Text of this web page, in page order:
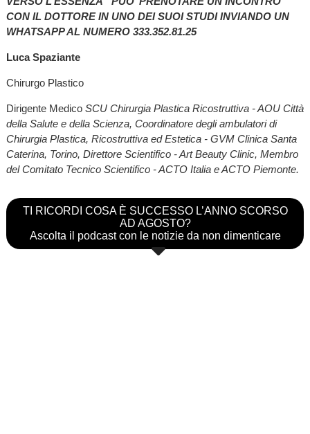
CON IL DOTTORE IN UNO DEI SUOI STUDI INVIANDO UN
WHATSAPP AL NUMERO 333.352.81.25
Luca Spaziante
Chirurgo Plastico
Dirigente Medico SCU Chirurgia Plastica Ricostruttiva - AOU Città
della Salute e della Scienza, Coordinatore degli ambulatori di
Chirurgia Plastica, Ricostruttiva ed Estetica - GVM Clinica Santa
Caterina, Torino, Direttore Scientifico - Art Beauty Clinic, Membro
del Comitato Tecnico Scientifico - ACTO Italia e ACTO Piemonte.
TI RICORDI COSA È SUCCESSO L’ANNO SCORSO
AD AGOSTO?
Ascolta il podcast con le notizie da non dimenticare